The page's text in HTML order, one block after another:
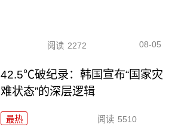
阅读 2272 08-05
42.5℃破纪录：韩国宣布“国家灾
难状态”的深层逻辑
最热 阅读 5510